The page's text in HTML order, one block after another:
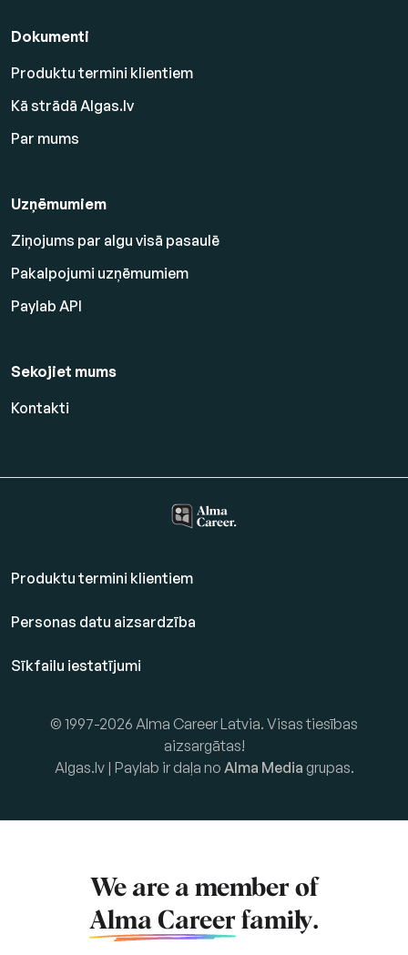
Dokumenti
Produktu termini klientiem
Kā strādā Algas.lv
Par mums
Uzņēmumiem
Ziņojums par algu visā pasaulē
Pakalpojumi uzņēmumiem
Paylab API
Sekojiet mums
Kontakti
Produktu termini klientiem
Personas datu aizsardzība
Sīkfailu iestatījumi
© 1997-2026 Alma Career Latvia. Visas tiesības
aizsargātas!
Algas.lv | Paylab ir daļa no Alma Media grupas.
We are a member of
Alma Career family.